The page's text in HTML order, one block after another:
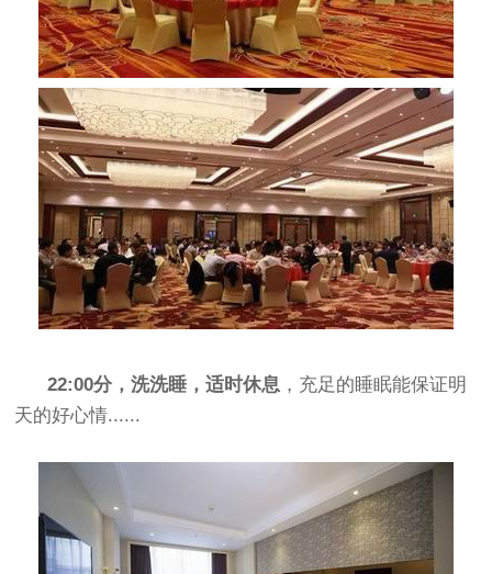
22:00分，洗洗睡，适时休息 ，充足的睡眠能保证明
天的好心情......